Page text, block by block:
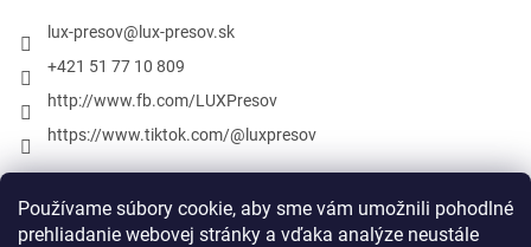
Používame súbory cookie, aby sme vám umožnili pohodlné
prehliadanie webovej stránky a vďaka analýze neustále
lux-presov@ lux-presov.sk
+421 51 77 10 809
http://www.fb.com/LUXPresov
https://www.tiktok.com/@luxpresov